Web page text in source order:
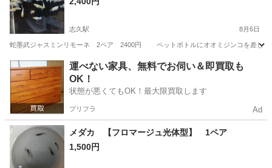
志久駅 8月6日
蛇墨武ジャスミンリモーネ 2ペア 2400円 ペットボトルにオオミジンコを差し上げ
埼玉 北足立郡 志久駅 その他 メダカ
運べない家具、無料でお伺い＆即買取も
OK！
状態が悪くてもOK！最大限買取します
プリフラ Ad
メダカ 【フロマージュ光体型】 1ペア
1,500円